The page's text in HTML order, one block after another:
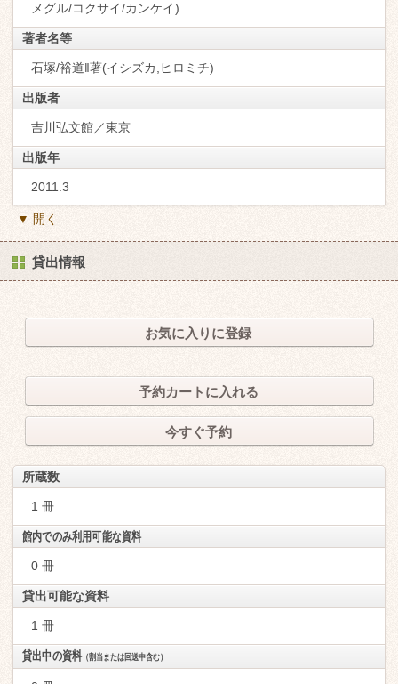
メグル/コクサイ/カンケイ)
著者名等
石塚/裕道‖著(イシズカ,ヒロミチ)
出版者
吉川弘文館／東京
出版年
2011.3
▼ 開く
貸出情報
お気に入りに登録
予約カートに入れる
今すぐ予約
所蔵数
1 冊
館内でのみ利用可能な資料
0 冊
貸出可能な資料
1 冊
貸出中の資料（割当または回送中含む）